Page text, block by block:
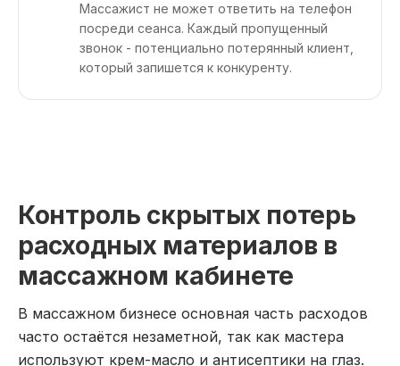
Массажист не может ответить на телефон
посреди сеанса. Каждый пропущенный
звонок - потенциально потерянный клиент,
который запишется к конкуренту.
Контроль скрытых потерь
расходных материалов в
массажном кабинете
В массажном бизнесе основная часть расходов
часто остаётся незаметной, так как мастера
используют крем-масло и антисептики на глаз.